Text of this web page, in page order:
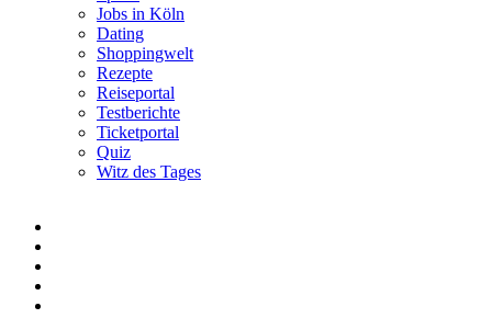
Jobs in Köln
Dating
Shoppingwelt
Rezepte
Reiseportal
Testberichte
Ticketportal
Quiz
Witz des Tages